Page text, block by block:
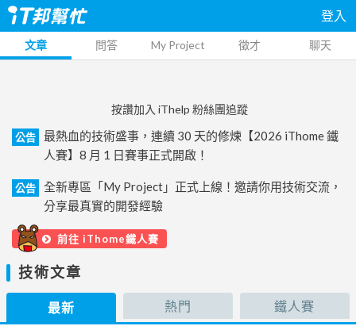
登入
文章 問答 My Project 徵才 聊天
按讚加入 iThelp 粉絲團追蹤
公告
最熱血的技術盛事，連續 30 天的修煉【2026 iThome 鐵
人賽】8 月 1 日賽事正式開啟！
公告
全新專區「My Project」正式上線！邀請你用技術交流，
分享最真實的開發經驗
前往 iThome鐵人賽
技術文章
最新 熱門 鐵人賽